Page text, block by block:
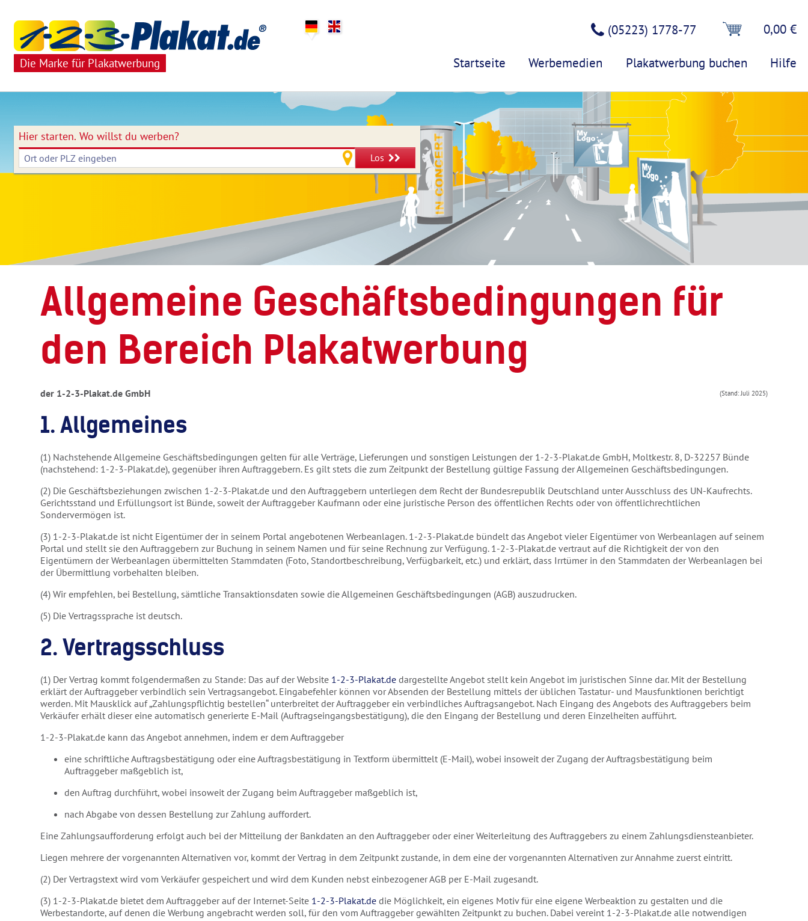
Die Marke für Plakatwerbung
(05223) 1778-77 0,00 €
Startseite Werbemedien Plakatwerbung buchen Hilfe
Hier starten. Wo willst du werben?
Los
Allgemeine Geschäftsbedingungen für
den Bereich Plakatwerbung
der 1-2-3-Plakat.de GmbH (Stand: Juli 2025)
1. Allgemeines
(1) Nachstehende Allgemeine Geschäftsbedingungen gelten für alle Verträge, Lieferungen und sonstigen Leistungen der 1-2-3-Plakat.de GmbH, Moltkestr. 8, D-32257 Bünde
(nachstehend: 1-2-3-Plakat.de), gegenüber ihren Auftraggebern. Es gilt stets die zum Zeitpunkt der Bestellung gültige Fassung der Allgemeinen Geschäftsbedingungen.
(2) Die Geschäftsbeziehungen zwischen 1-2-3-Plakat.de und den Auftraggebern unterliegen dem Recht der Bundesrepublik Deutschland unter Ausschluss des UN-Kaufrechts.
Gerichtsstand und Erfüllungsort ist Bünde, soweit der Auftraggeber Kaufmann oder eine juristische Person des öffentlichen Rechts oder von öffentlichrechtlichen
Sondervermögen ist.
(3) 1-2-3-Plakat.de ist nicht Eigentümer der in seinem Portal angebotenen Werbeanlagen. 1-2-3-Plakat.de bündelt das Angebot vieler Eigentümer von Werbeanlagen auf seinem
Portal und stellt sie den Auftraggebern zur Buchung in seinem Namen und für seine Rechnung zur Verfügung. 1-2-3-Plakat.de vertraut auf die Richtigkeit der von den
Eigentümern der Werbeanlagen übermittelten Stammdaten (Foto, Standortbeschreibung, Verfügbarkeit, etc.) und erklärt, dass Irrtümer in den Stammdaten der Werbeanlagen bei
der Übermittlung vorbehalten bleiben.
(4) Wir empfehlen, bei Bestellung, sämtliche Transaktionsdaten sowie die Allgemeinen Geschäftsbedingungen (AGB) auszudrucken.
(5) Die Vertragssprache ist deutsch.
2. Vertragsschluss
(1) Der Vertrag kommt folgendermaßen zu Stande: Das auf der Website 1-2-3-Plakat.de dargestellte Angebot stellt kein Angebot im juristischen Sinne dar. Mit der Bestellung
erklärt der Auftraggeber verbindlich sein Vertragsangebot. Eingabefehler können vor Absenden der Bestellung mittels der üblichen Tastatur- und Mausfunktionen berichtigt
werden. Mit Mausklick auf „Zahlungspflichtig bestellen“ unterbreitet der Auftraggeber ein verbindliches Auftragsangebot. Nach Eingang des Angebots des Auftraggebers beim
Verkäufer erhält dieser eine automatisch generierte E-Mail (Auftragseingangsbestätigung), die den Eingang der Bestellung und deren Einzelheiten aufführt.
1-2-3-Plakat.de kann das Angebot annehmen, indem er dem Auftraggeber
eine schriftliche Auftragsbestätigung oder eine Auftragsbestätigung in Textform übermittelt (E-Mail), wobei insoweit der Zugang der Auftragsbestätigung beim
Auftraggeber maßgeblich ist,
den Auftrag durchführt, wobei insoweit der Zugang beim Auftraggeber maßgeblich ist,
nach Abgabe von dessen Bestellung zur Zahlung auffordert.
Eine Zahlungsaufforderung erfolgt auch bei der Mitteilung der Bankdaten an den Auftraggeber oder einer Weiterleitung des Auftraggebers zu einem Zahlungsdiensteanbieter.
Liegen mehrere der vorgenannten Alternativen vor, kommt der Vertrag in dem Zeitpunkt zustande, in dem eine der vorgenannten Alternativen zur Annahme zuerst eintritt.
(2) Der Vertragstext wird vom Verkäufer gespeichert und wird dem Kunden nebst einbezogener AGB per E-Mail zugesandt.
(3) 1-2-3-Plakat.de bietet dem Auftraggeber auf der Internet-Seite 1-2-3-Plakat.de die Möglichkeit, ein eigenes Motiv für eine eigene Werbeaktion zu gestalten und die
Werbestandorte, auf denen die Werbung angebracht werden soll, für den vom Auftraggeber gewählten Zeitpunkt zu buchen. Dabei vereint 1-2-3-Plakat.de alle notwendigen